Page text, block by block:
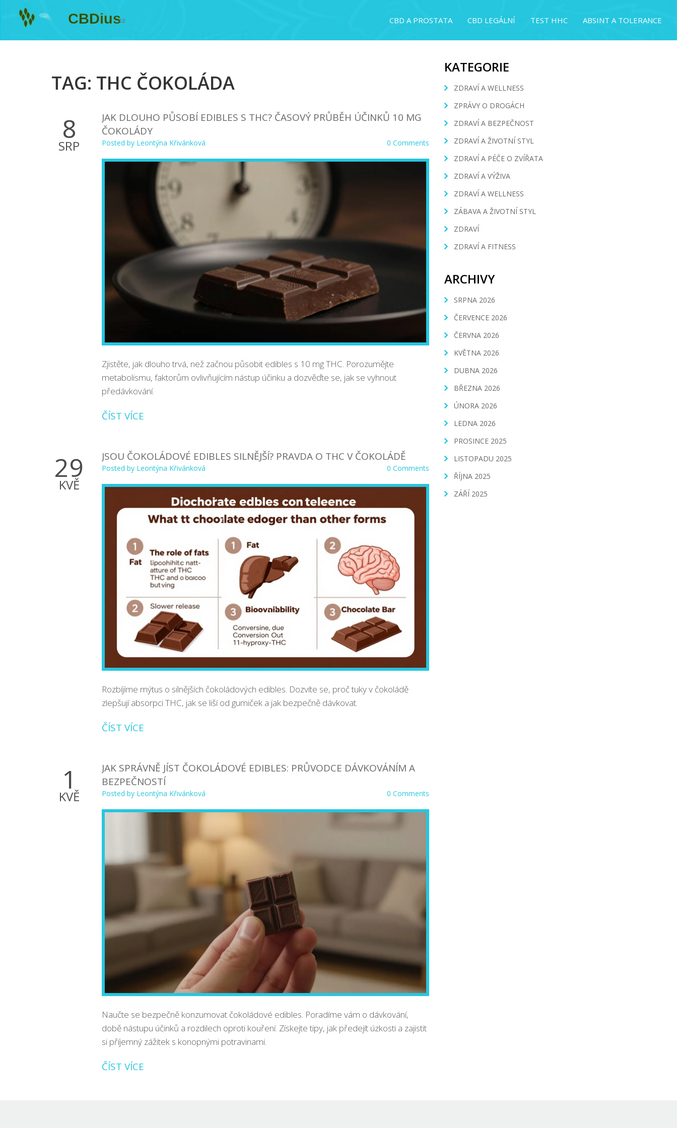
CBD A PROSTATA CBD LEGÁLNÍ TEST HHC ABSINT A TOLERANCE
TAG: THC ČOKOLÁDA
8
SRP
JAK DLOUHO PŮSOBÍ EDIBLES S THC? ČASOVÝ PRŮBĚH ÚČINKŮ 10 MG
ČOKOLÁDY
Posted by Leontýna Křivánková 0 Comments
Zjistěte, jak dlouho trvá, než začnou působit edibles s 10 mg THC. Porozumějte
metabolismu, faktorům ovlivňujícím nástup účinku a dozvěďte se, jak se vyhnout
předávkování.
ČÍST VÍCE
29
KVĚ
JSOU ČOKOLÁDOVÉ EDIBLES SILNĚJŠÍ? PRAVDA O THC V ČOKOLÁDĚ
Posted by Leontýna Křivánková 0 Comments
Rozbíjíme mýtus o silnějších čokoládových edibles. Dozvíte se, proč tuky v čokoládě
zlepšují absorpci THC, jak se liší od gumiček a jak bezpečně dávkovat.
ČÍST VÍCE
1
KVĚ
JAK SPRÁVNĚ JÍST ČOKOLÁDOVÉ EDIBLES: PRŮVODCE DÁVKOVÁNÍM A
BEZPEČNOSTÍ
Posted by Leontýna Křivánková 0 Comments
Naučte se bezpečně konzumovat čokoládové edibles. Poradíme vám o dávkování,
době nástupu účinků a rozdilech oproti kouření. Získejte tipy, jak předejít úzkosti a zajistit
si příjemný zážitek s konopnými potravinami.
ČÍST VÍCE
KATEGORIE
ZDRAVÍ A WELLNESS
ZPRÁVY O DROGÁCH
ZDRAVÍ A BEZPEČNOST
ZDRAVÍ A ŽIVOTNÍ STYL
ZDRAVÍ A PÉČE O ZVÍŘATA
ZDRAVÍ A VÝŽIVA
ZDRAVÍ A WELLNESS
ZÁBAVA A ŽIVOTNÍ STYL
ZDRAVÍ
ZDRAVÍ A FITNESS
ARCHIVY
SRPNA 2026
ČERVENCE 2026
ČERVNA 2026
KVĚTNA 2026
DUBNA 2026
BŘEZNA 2026
ÚNORA 2026
LEDNA 2026
PROSINCE 2025
LISTOPADU 2025
ŘÍJNA 2025
ZÁŘÍ 2025